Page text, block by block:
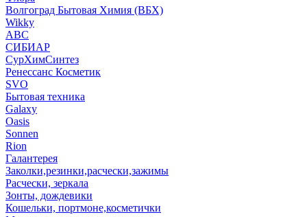
Волгоград Бытовая Химия (ВБХ)
Wikky
АВС
СИБИАР
СурХимСинтез
Ренессанс Косметик
SVO
Бытовая техника
Galaxy
Oasis
Sonnen
Rion
Галантерея
Заколки,резинки,расчески,зажимы
Расчески, зеркала
Зонты, дождевики
Кошельки, портмоне,косметички